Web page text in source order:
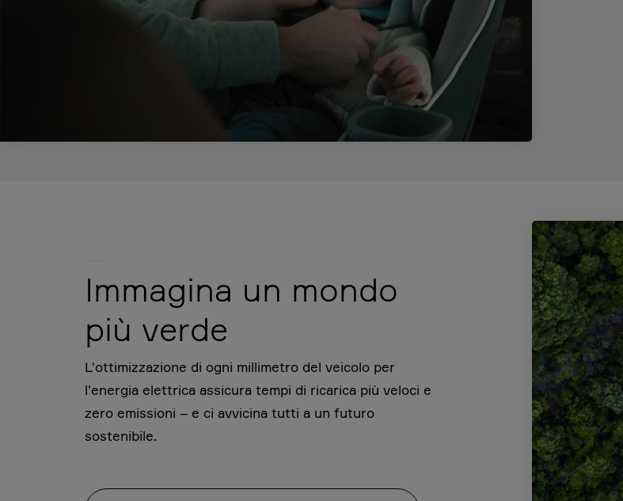
Immagina un mondo
più verde
L'ottimizzazione di ogni millimetro del veicolo per
l'energia elettrica assicura tempi di ricarica più veloci e
zero emissioni – e ci avvicina tutti a un futuro
sostenibile.